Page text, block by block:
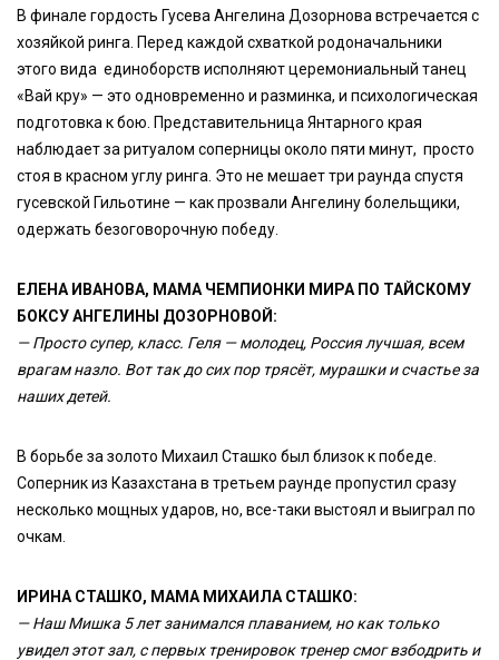
В финале гордость Гусева Ангелина Дозорнова встречается с
хозяйкой ринга. Перед каждой схваткой родоначальники
этого вида единоборств исполняют церемониальный танец
«Вай кру» — это одновременно и разминка, и психологическая
подготовка к бою. Представительница Янтарного края
наблюдает за ритуалом соперницы около пяти минут, просто
стоя в красном углу ринга. Это не мешает три раунда спустя
гусевской Гильотине — как прозвали Ангелину болельщики,
одержать безоговорочную победу.
ЕЛЕНА ИВАНОВА, МАМА ЧЕМПИОНКИ МИРА ПО ТАЙСКОМУ
БОКСУ АНГЕЛИНЫ ДОЗОРНОВОЙ:
— Просто супер, класс. Геля — молодец, Россия лучшая, всем
врагам назло. Вот так до сих пор трясёт, мурашки и счастье за
наших детей.
В борьбе за золото Михаил Сташко был близок к победе.
Соперник из Казахстана в третьем раунде пропустил сразу
несколько мощных ударов, но, все-таки выстоял и выиграл по
очкам.
ИРИНА СТАШКО, МАМА МИХАИЛА СТАШКО:
— Наш Мишка 5 лет занимался плаванием, но как только
увидел этот зал, с первых тренировок тренер смог взбодрить и